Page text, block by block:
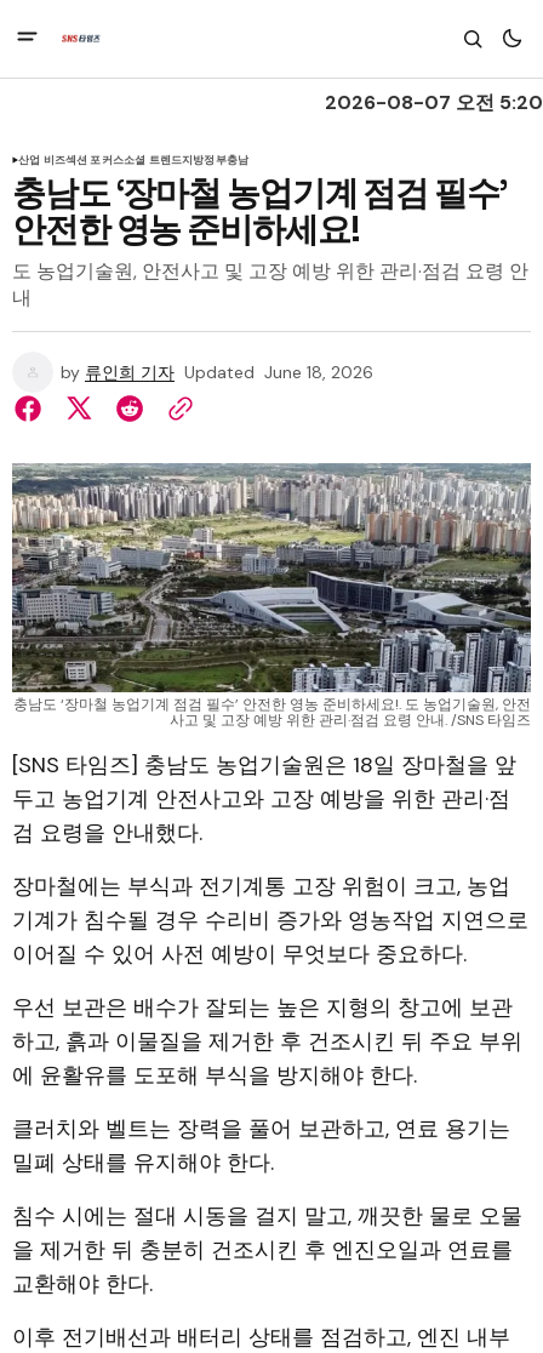
2026-08-07 오전 5:20
산업 비즈섹션 포커스소셜 트렌드지방정부충남
충남도 ‘장마철 농업기계 점검 필수’
안전한 영농 준비하세요!
도 농업기술원, 안전사고 및 고장 예방 위한 관리·점검 요령 안
내
by 류인희 기자 Updated June 18, 2026
충남도 ‘장마철 농업기계 점검 필수’ 안전한 영농 준비하세요!. 도 농업기술원, 안전
사고 및 고장 예방 위한 관리·점검 요령 안내. /SNS 타임즈
[SNS 타임즈] 충남도 농업기술원은 18일 장마철을 앞
두고 농업기계 안전사고와 고장 예방을 위한 관리·점
검 요령을 안내했다.
장마철에는 부식과 전기계통 고장 위험이 크고, 농업
기계가 침수될 경우 수리비 증가와 영농작업 지연으로
이어질 수 있어 사전 예방이 무엇보다 중요하다.
우선 보관은 배수가 잘되는 높은 지형의 창고에 보관
하고, 흙과 이물질을 제거한 후 건조시킨 뒤 주요 부위
에 윤활유를 도포해 부식을 방지해야 한다.
클러치와 벨트는 장력을 풀어 보관하고, 연료 용기는
밀폐 상태를 유지해야 한다.
침수 시에는 절대 시동을 걸지 말고, 깨끗한 물로 오물
을 제거한 뒤 충분히 건조시킨 후 엔진오일과 연료를
교환해야 한다.
이후 전기배선과 배터리 상태를 점검하고, 엔진 내부